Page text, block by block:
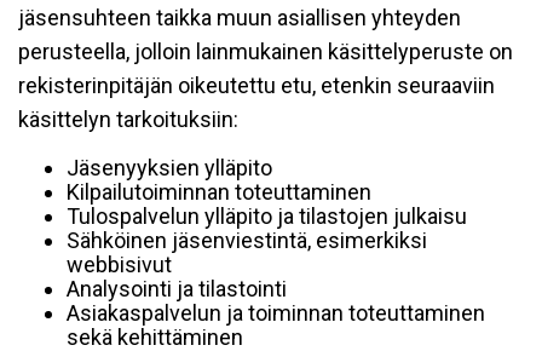
jäsensuhteen taikka muun asiallisen yhteyden
perusteella, jolloin lainmukainen käsittelyperuste on
rekisterinpitäjän oikeutettu etu, etenkin seuraaviin
käsittelyn tarkoituksiin:
Jäsenyyksien ylläpito
Kilpailutoiminnan toteuttaminen
Tulospalvelun ylläpito ja tilastojen julkaisu
Sähköinen jäsenviestintä, esimerkiksi
webbisivut
Analysointi ja tilastointi
Asiakaspalvelun ja toiminnan toteuttaminen
sekä kehittäminen